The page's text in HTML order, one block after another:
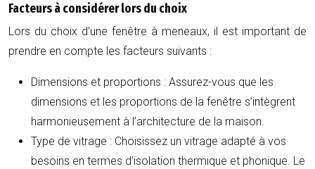
Facteurs à considérer lors du choix
Lors du choix d’une fenêtre à meneaux, il est important de
prendre en compte les facteurs suivants :
Dimensions et proportions : Assurez-vous que les
dimensions et les proportions de la fenêtre s’intègrent
harmonieusement à l’architecture de la maison.
Type de vitrage : Choisissez un vitrage adapté à vos
besoins en termes d’isolation thermique et phonique. Le